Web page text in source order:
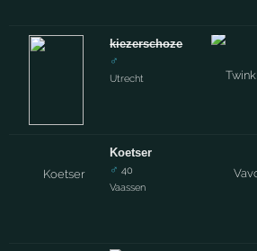
kiezerschoze
♂
Utrecht
Koetser
♂ 40
Vaassen